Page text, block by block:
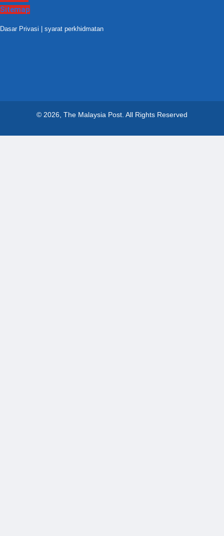
Sitemap
Dasar Privasi syarat perkhidmatan
© 2026, The Malaysia Post. All Rights Reserved